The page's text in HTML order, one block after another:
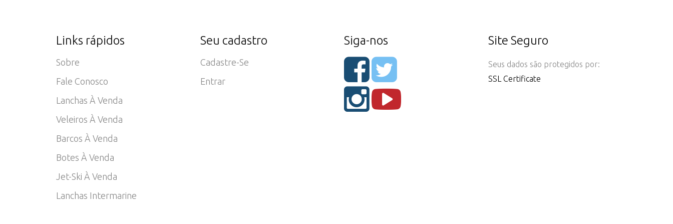
Links rápidos
Sobre
Fale Conosco
Lanchas À Venda
Veleiros À Venda
Barcos À Venda
Botes À Venda
Jet-Ski À Venda
Lanchas Intermarine
Seu cadastro
Cadastre-Se
Entrar
Siga-nos Site Seguro
Seus dados são protegidos por:
SSL Certificate